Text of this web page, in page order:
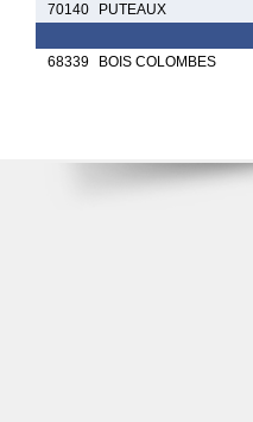
70140
PUTEAUX
68339 BOIS COLOMBES